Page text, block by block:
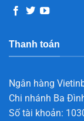
Thanh toán
Ngân hàng
Chi nhánh Ba
Số tài khoản: